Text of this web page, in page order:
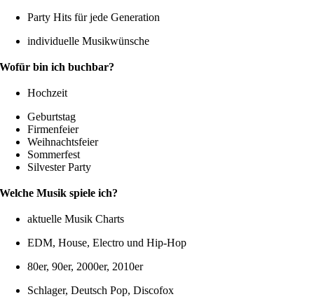
Party Hits für jede Generation
individuelle Musikwünsche
Wofür bin ich buchbar?
Hochzeit
Geburtstag
Firmenfeier
Weihnachtsfeier
Sommerfest
Silvester Party
Welche Musik spiele ich?
aktuelle Musik Charts
EDM, House, Electro und Hip-Hop
80er, 90er, 2000er, 2010er
Schlager, Deutsch Pop, Discofox